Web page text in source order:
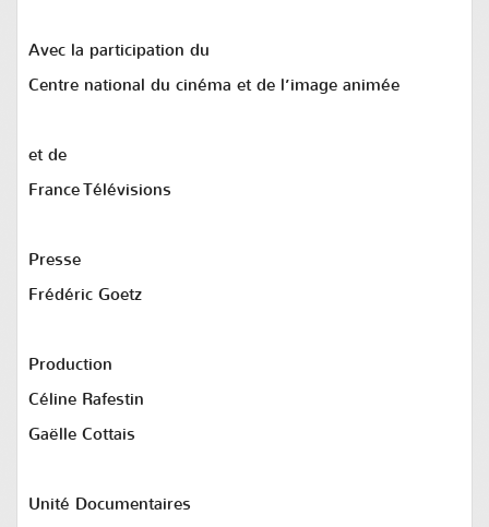
Avec la participation du
Centre national du cinéma et de l’image animée
et de
France Télévisions
Presse
Frédéric Goetz
Production
Céline Rafestin
Gaëlle Cottais
Unité Documentaires